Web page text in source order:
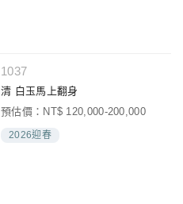
1037
清 白玉馬上翻身
預估價：NT$ 120,000-200,000
2026迎春